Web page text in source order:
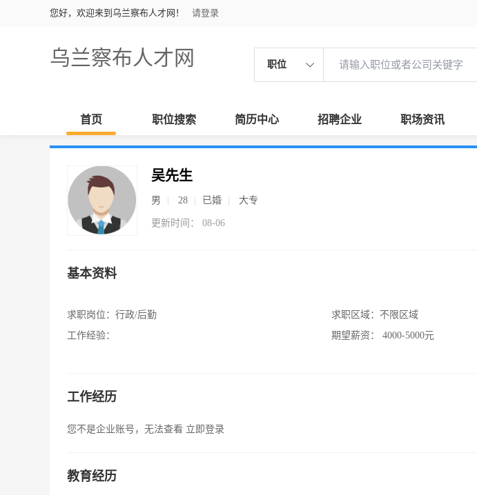
您好，欢迎来到乌兰察布人才网！ 请登录
乌兰察布人才网 职位
首页 职位搜索 简历中心 招聘企业 职场资讯
吴先生
男 28 已婚 大专
更新时间： 08-06
基本资料
求职岗位： 行政/后勤
工作经验：
求职区域： 不限区域
期望薪资：
4000-5000元
工作经历
您不是企业账号，无法查看 立即登录
教育经历